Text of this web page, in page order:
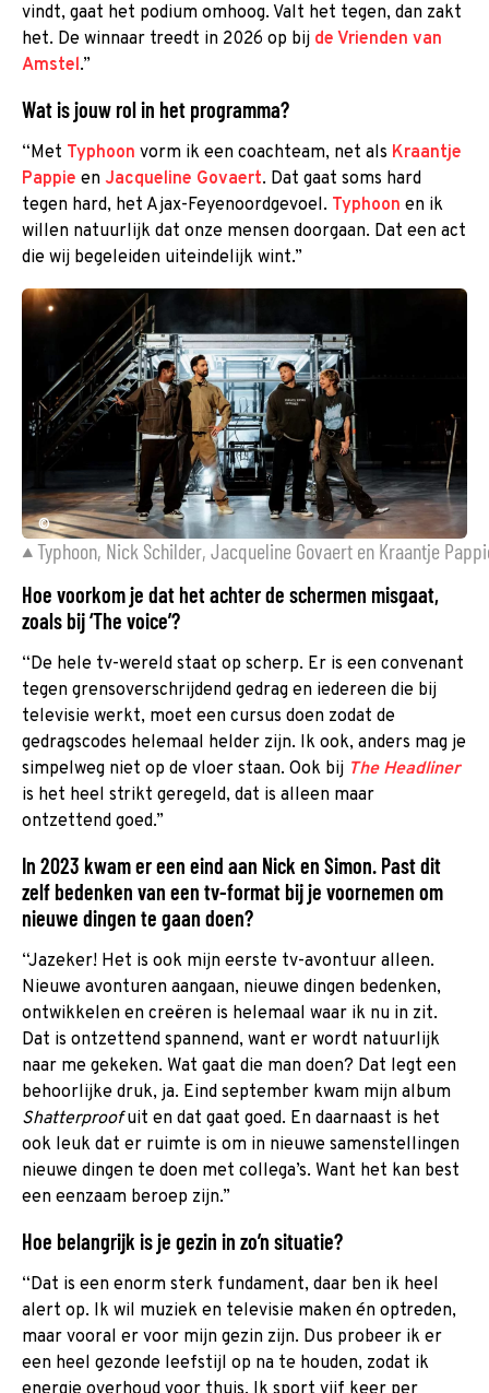
vindt, gaat het podium omhoog. Valt het tegen, dan zakt
het. De winnaar treedt in 2026 op bij de Vrienden van
Amstel.”
Wat is jouw rol in het programma?
“Met Typhoon vorm ik een coachteam, net als Kraantje
Pappie en Jacqueline Govaert. Dat gaat soms hard
tegen hard, het Ajax-Feyenoordgevoel. Typhoon en ik
willen natuurlijk dat onze mensen doorgaan. Dat een act
die wij begeleiden uiteindelijk wint.”
©
Typhoon, Nick Schilder, Jacqueline Govaert en Kraantje
Hoe voorkom je dat het achter de schermen misgaat,
zoals bij ‘The voice’?
“De hele tv-wereld staat op scherp. Er is een convenant
tegen grensoverschrijdend gedrag en iedereen die bij
televisie werkt, moet een cursus doen zodat de
gedragscodes helemaal helder zijn. Ik ook, anders mag je
simpelweg niet op de vloer staan. Ook bij The Headliner
is het heel strikt geregeld, dat is alleen maar
ontzettend goed.”
In 2023 kwam er een eind aan Nick en Simon. Past dit
zelf bedenken van een tv-format bij je voornemen om
nieuwe dingen te gaan doen?
“Jazeker! Het is ook mijn eerste tv-avontuur alleen.
Nieuwe avonturen aangaan, nieuwe dingen bedenken,
ontwikkelen en creëren is helemaal waar ik nu in zit.
Dat is ontzettend spannend, want er wordt natuurlijk
naar me gekeken. Wat gaat die man doen? Dat legt een
behoorlijke druk, ja. Eind september kwam mijn album
Shatterproofuit en dat gaat goed. En daarnaast is het
ook leuk dat er ruimte is om in nieuwe samenstellingen
nieuwe dingen te doen met collega’s. Want het kan best
een eenzaam beroep zijn.”
Hoe belangrijk is je gezin in zo’n situatie?
“Dat is een enorm sterk fundament, daar ben ik heel
alert op. Ik wil muziek en televisie maken én optreden,
maar vooral er voor mijn gezin zijn. Dus probeer ik er
een heel gezonde leefstijl op na te houden, zodat ik